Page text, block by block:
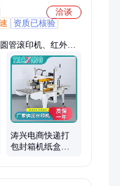
洽谈
资质已核验
管滚印机、红外线
丝印机、晒版机、自
涛兴电商快递打
包封箱机纸盒包